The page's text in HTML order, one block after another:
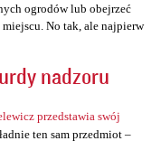
ogrodów lub obejrzeć
No tak, ale najpierw
nadzoru
przedstawia swój
ten sam przedmiot –